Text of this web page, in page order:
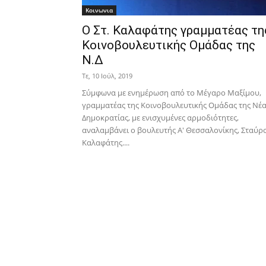
Κοινωνια
Ο Στ. Καλαφάτης γραμματέας
Κοινοβουλευτικής Ομάδας της
Ν.Δ
Τε, 10 Ιούλ, 2019
Σύμφωνα με ενημέρωση από το Μέγαρο Μαξίμου,
γραμματέας της Κοινοβουλευτικής Ομάδας της
Δημοκρατίας, με ενισχυμένες αρμοδιότητες,
αναλαμβάνει ο βουλευτής Α' Θεσσαλονίκης,
Καλαφάτης....